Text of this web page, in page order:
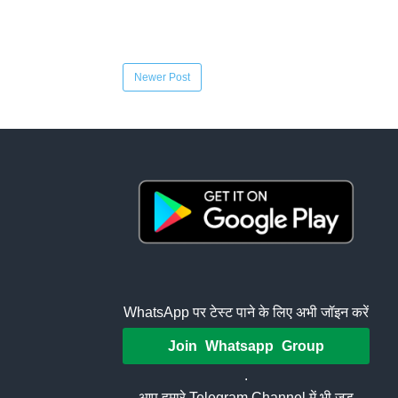
Newer Post
WhatsApp पर टेस्ट पाने के लिए अभी जॉइन करें
Join Whatsapp Group
.